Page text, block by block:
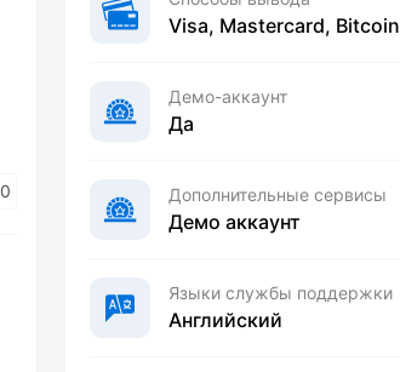
0
Visa, Mastercard, Bitcoin
Демо-аккаунт
Да
Дополнительные сервисы
Демо аккаунт
Языки службы поддержки
Английский